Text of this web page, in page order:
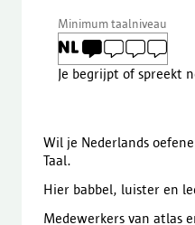
Minimum taalniveau
Je begrijpt of spreekt
Wil je Nederlands
Taal.
Hier babbel, luister en
Medewerkers van atlas